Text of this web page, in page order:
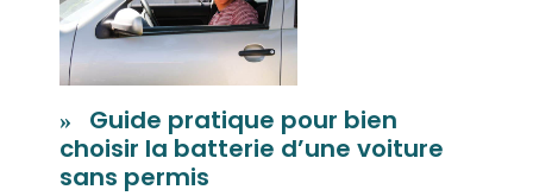
Guide pratique pour bien
choisir la batterie d’une voiture
sans permis